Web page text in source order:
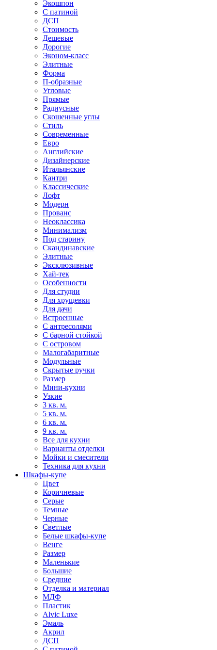
Экошпон
С патиной
ДСП
Стоимость
Дешевые
Дорогие
Эконом-класс
Элитные
Форма
П-образные
Угловые
Прямые
Радиусные
Скошенные углы
Стиль
Современные
Евро
Английские
Дизайнерские
Итальянские
Кантри
Классические
Лофт
Модерн
Прованс
Неоклассика
Минимализм
Под старину
Скандинавские
Элитные
Эксклюзивные
Хай-тек
Особенности
Для студии
Для хрущевки
Для дачи
Встроенные
С антресолями
С барной стойкой
С островом
Малогабаритные
Модульные
Скрытые ручки
Размер
Мини-кухни
Узкие
3 кв. м.
5 кв. м.
6 кв. м.
9 кв. м.
Все для кухни
Варианты отделки
Мойки и смесители
Техника для кухни
Шкафы-купе
Цвет
Коричневые
Серые
Темные
Черные
Светлые
Белые шкафы-купе
Венге
Размер
Маленькие
Большие
Средние
Отделка и материал
МДФ
Пластик
Alvic Luxe
Эмаль
Акрил
ДСП